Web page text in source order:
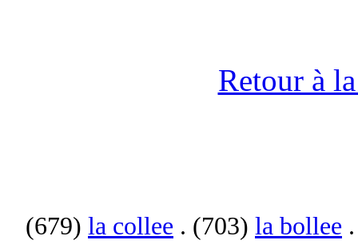
Retour à
(679) la collee . (703) la bollee